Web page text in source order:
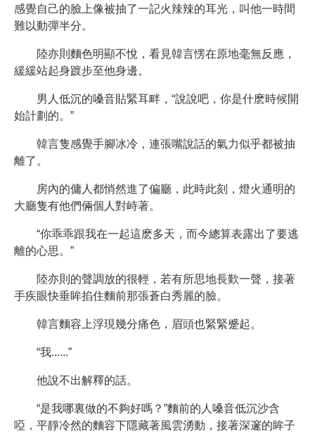
感覺自己的臉上像被抽了一記火辣辣的耳光，叫他一時間
難以動彈半分。
陸亦則麵色明顯不悅，看見韓言愣在原地毫無反應，
緩緩站起身踱步至他身邊。
男人低沉的嗓音貼緊耳畔，“說說吧，你是什麽時候開
始計劃的。”
韓言隻感覺手腳冰冷，連張嘴說話的氣力似乎都被抽
離了。
房內的傭人都悄然進了偏廳，此時此刻，燈火通明的
大廳隻有他們倆個人對峙著。
“你乖乖跟我在一起這麽多天，而今總算表露出了要逃
離的心思。”
陸亦則的聲調放的很輕，若有所思地長歎一聲，接著
手疾眼快垂眸掐住麵前那張蒼白秀麗的臉。
韓言麵容上浮現幾分痛色，眉頭也緊緊蹙起。
“我......”
他說不出解釋的話。
“是我哪裏做的不夠好嗎？”麵前的人嗓音低沉沙含
啞，平靜冷然的麵容下隱藏著風雲湧動，接著深邃的眸子